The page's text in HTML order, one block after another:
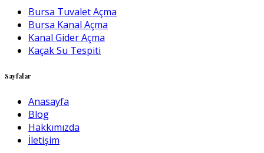
Bursa Tuvalet Açma
Bursa Kanal Açma
Kanal Gider Açma
Kaçak Su Tespiti
Sayfalar
Anasayfa
Blog
Hakkımızda
İletişim